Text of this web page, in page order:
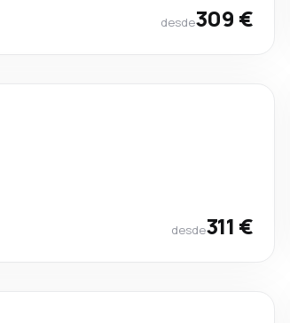
desde309 €
desde311 €